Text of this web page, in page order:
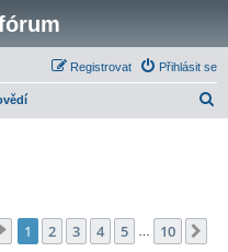
Přihlásit se
Registrovat
Stránka z 10
1 2 3 4 5 10